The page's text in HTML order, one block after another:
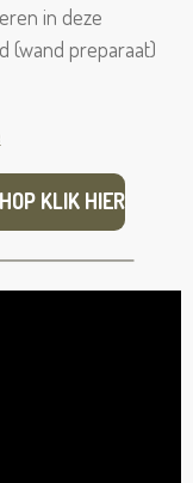
in deze
(wand preparaat)
KLIK HIER